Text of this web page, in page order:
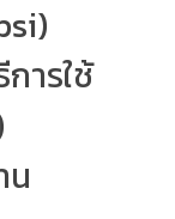
ารใช้
น